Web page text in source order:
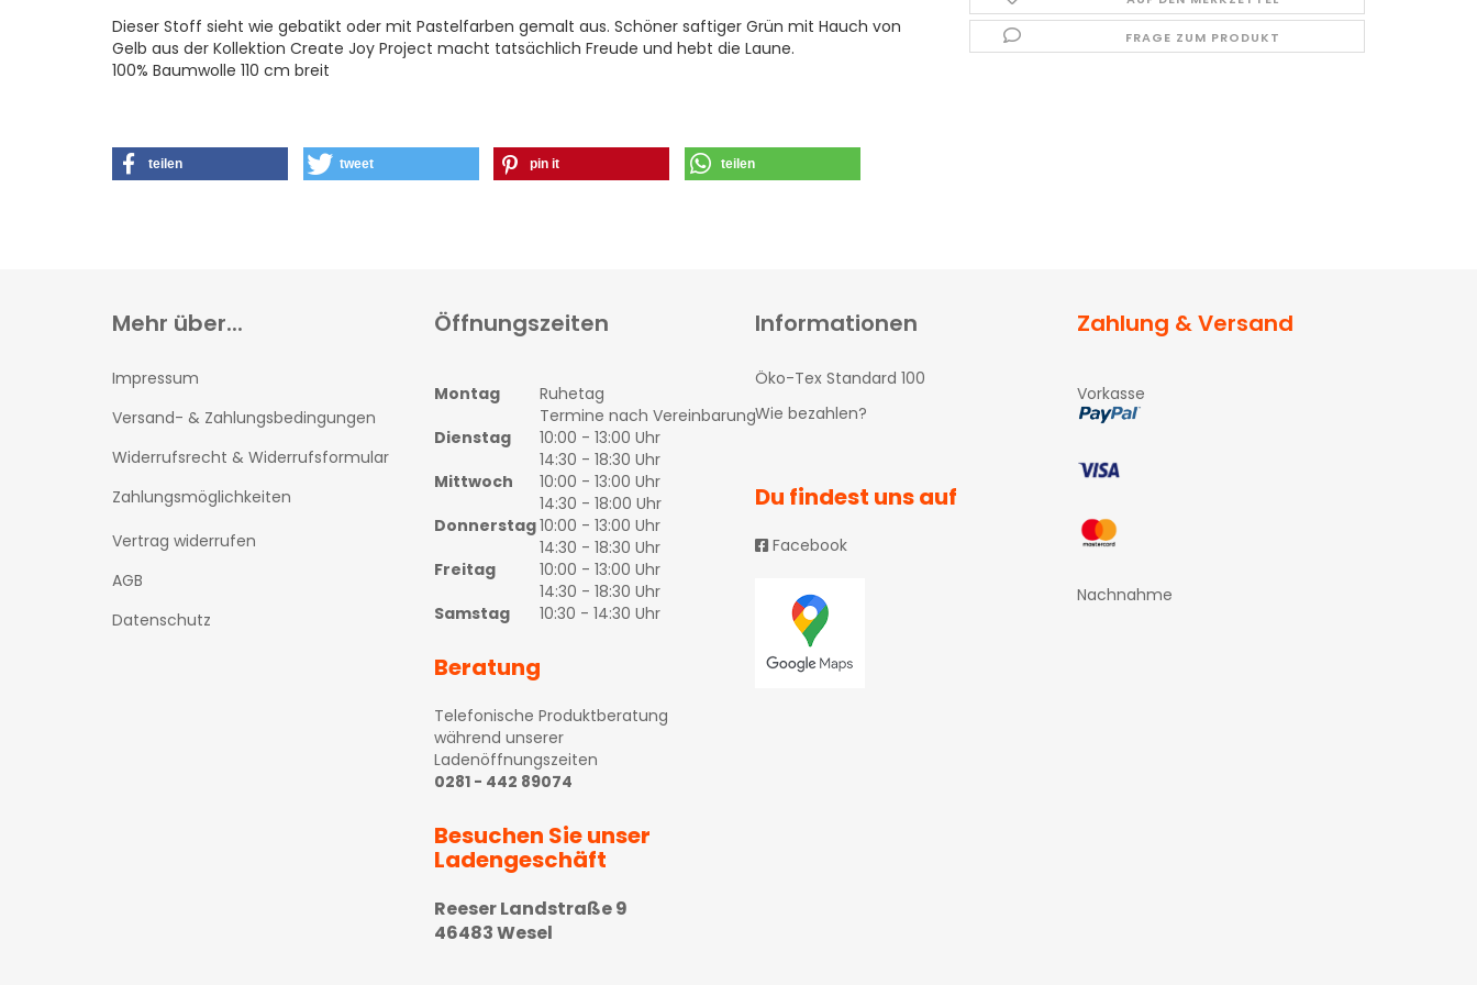
FRAGE ZUM PRODUKT
Dieser Stoff sieht wie gebatikt oder mit Pastelfarben gemalt aus. Schöner saftiger Grün mit Hauch von
Gelb aus der Kollektion Create Joy Project macht tatsächlich Freude und hebt die Laune.
100% Baumwolle 110 cm breit
teilen tweet pin it teilen
Mehr über...
Impressum
Versand- & Zahlungsbedingungen
Widerrufsrecht & Widerrufsformular
Zahlungsmöglichkeiten
Vertrag widerrufen
AGB
Datenschutz
Öffnungszeiten
Montag
Ruhetag
Termine nach Vereinbarung
Dienstag
10:00 - 13:00 Uhr
14:30 - 18:30 Uhr
Mittwoch
10:00 - 13:00 Uhr
14:30 - 18:00 Uhr
Donnerstag10:00 - 13:00 Uhr
14:30 - 18:30 Uhr
Freitag
10:00 - 13:00 Uhr
14:30 - 18:30 Uhr
Samstag
10:30 - 14:30 Uhr
Beratung
Telefonische Produktberatung
während unserer
Ladenöffnungszeiten
0281 - 442 89074
Besuchen Sie unser
Ladengeschäft
Reeser Landstraße 9
46483 Wesel
Informationen
Öko-Tex Standard 100
Wie bezahlen?
Du findest uns auf
Facebook
Zahlung & Versand
Vorkasse
Nachnahme